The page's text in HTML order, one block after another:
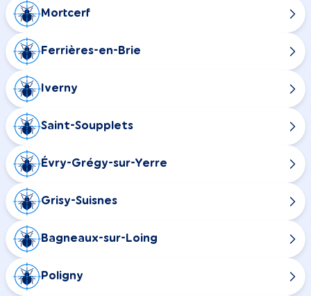
Mortcerf
Ferrières-en-Brie
Iverny
Saint-Soupplets
Évry-Grégy-sur-Yerre
Grisy-Suisnes
Bagneaux-sur-Loing
Poligny